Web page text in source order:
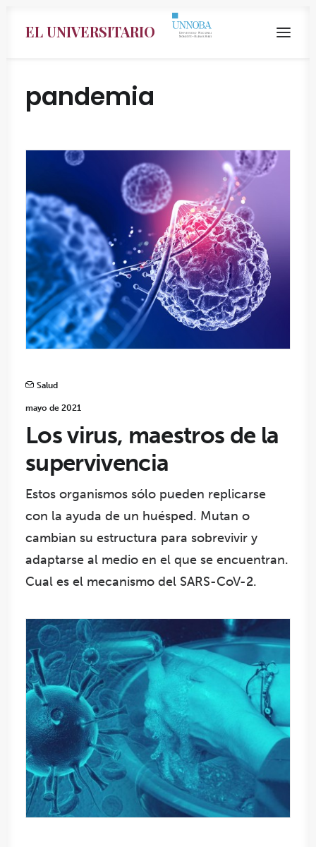
EL UNIVERSITARIO
Search
pandemia
Salud
mayo de 2021
Los virus, maestros de la
supervivencia
Estos organismos sólo pueden replicarse
con la ayuda de un huésped. Mutan o
cambian su estructura para sobrevivir y
adaptarse al medio en el que se encuentran.
Cual es el mecanismo del SARS-CoV-2.